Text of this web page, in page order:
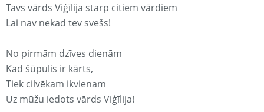
Tavs vārds Viģīlija starp citiem vārdiem
Lai nav nekad tev svešs!
No pirmām dzīves dienām
Kad šūpulis ir kārts,
Tiek cilvēkam ikvienam
Uz mūžu iedots vārds Viģīlija!